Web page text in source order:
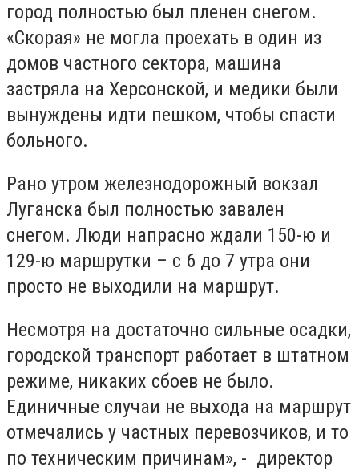
город полностью был пленен снегом.
«Скорая» не могла проехать в один из
домов частного сектора, машина
застряла на Херсонской, и медики были
вынуждены идти пешком, чтобы спасти
больного.
Рано утром железнодорожный вокзал
Луганска был полностью завален
снегом. Люди напрасно ждали 150-ю и
129-ю маршрутки – с 6 до 7 утра они
просто не выходили на маршрут.
Несмотря на достаточно сильные осадки,
городской транспорт работает в штатном
режиме, никаких сбоев не было.
Единичные случаи не выхода на маршрут
отмечались у частных перевозчиков, и то
по техническим причинам», - директор